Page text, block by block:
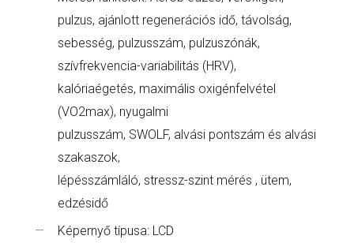
pulzus, ajánlott regenerációs idő, távolság,
sebesség, pulzusszám, pulzuszónák,
szívfrekvencia-variabilitás (HRV),
kalóriaégetés, maximális oxigénfelvétel
(VO2max), nyugalmi
pulzusszám, SWOLF, alvási pontszám és alvási
szakaszok,
lépésszámláló, stressz-szint mérés , ütem,
edzésidő
Képernyő típusa: LCD